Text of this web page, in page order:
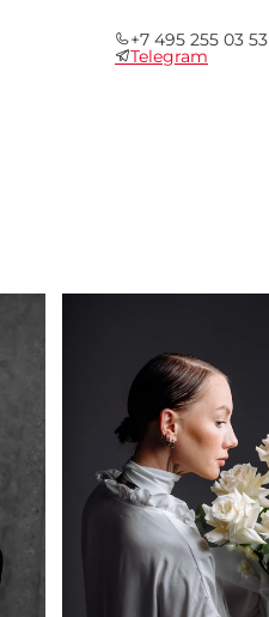
+7 495 255 03 53
Telegram